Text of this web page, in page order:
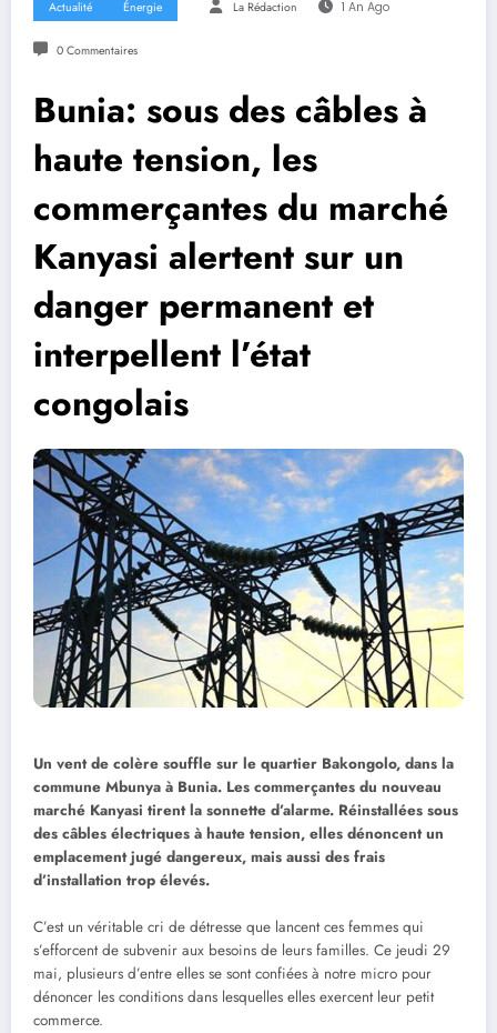
Actualité Énergie La Rédaction 1 An Ago
0 Commentaires
Bunia: sous des câbles à
haute tension, les
commerçantes du marché
Kanyasi alertent sur un
danger permanent et
interpellent l’état
congolais
Un vent de colère souffle sur le quartier Bakongolo, dans la
commune Mbunya à Bunia. Les commerçantes du nouveau
marché Kanyasi tirent la sonnette d’alarme. Réinstallées sous
des câbles électriques à haute tension, elles dénoncent un
emplacement jugé dangereux, mais aussi des frais
d’installation trop élevés.
C’est un véritable cri de détresse que lancent ces femmes qui
s’efforcent de subvenir aux besoins de leurs familles. Ce jeudi 29
mai, plusieurs d’entre elles se sont confiées à notre micro pour
dénoncer les conditions dans lesquelles elles exercent leur petit
commerce.